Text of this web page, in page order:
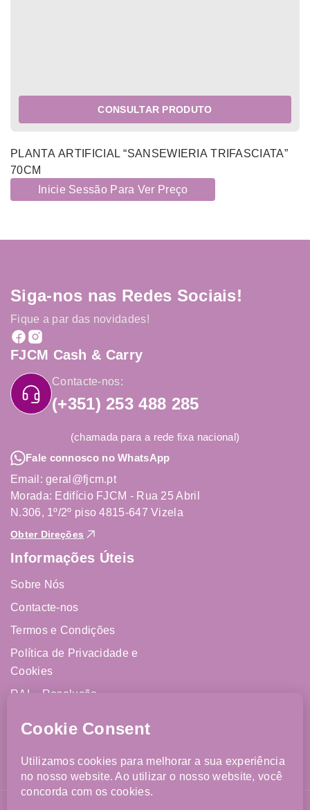
CONSULTAR PRODUTO
PLANTA ARTIFICIAL “SANSEWIERIA TRIFASCIATA”
70CM
Inicie Sessão Para Ver Preço
Siga-nos nas Redes Sociais!
Fique a par das novidades!
FJCM Cash & Carry
Contacte-nos:
(+351) 253 488 285
(chamada para a rede fixa nacional)
Fale connosco no WhatsApp
Email: geral@fjcm.pt
Morada: Edifício FJCM - Rua 25 Abril
N.306, 1º/2º piso 4815-647 Vizela
Obter Direções
Informações Úteis
Sobre Nós
Contacte-nos
Termos e Condições
Política de Privacidade e
Cookies
RAL - Resolução
Livro de Reclamações